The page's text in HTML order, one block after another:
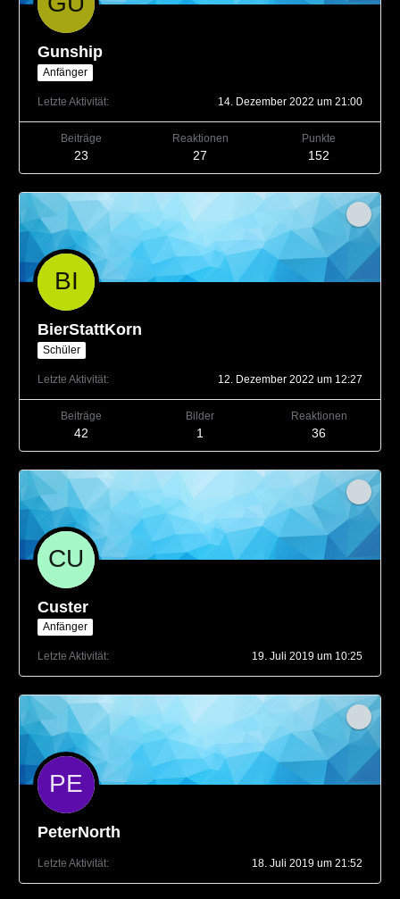
Gunship
Anfänger
Letzte Aktivität 14. Dezember 2022 um 21:00
Beiträge
23
Reaktionen
27
Punkte
152
BierStattKorn
Schüler
Letzte Aktivität 12. Dezember 2022 um 12:27
Beiträge
42
Bilder
1
Reaktionen
36
Custer
Anfänger
Letzte Aktivität 19. Juli 2019 um 10:25
PeterNorth
Letzte Aktivität 18. Juli 2019 um 21:52